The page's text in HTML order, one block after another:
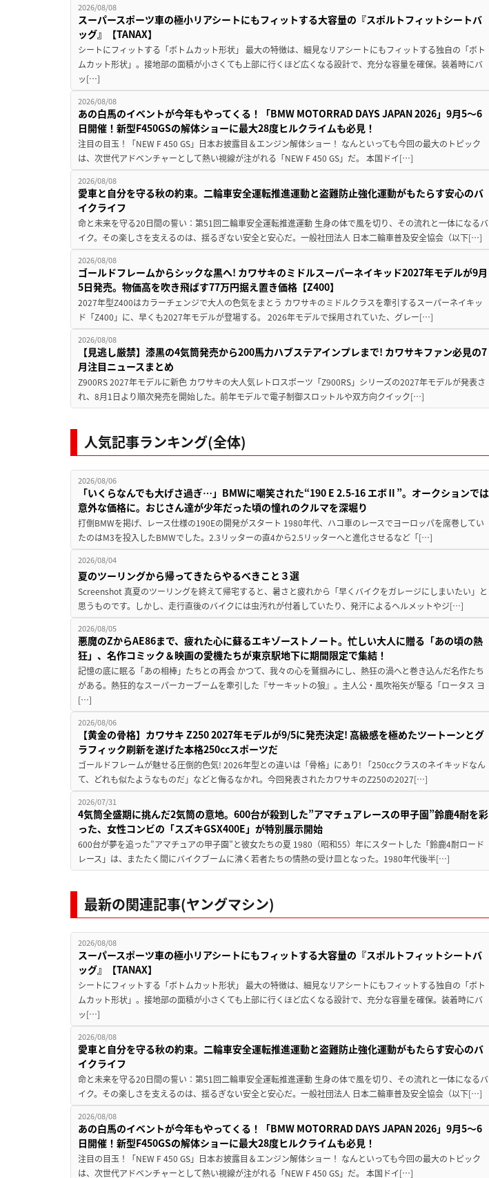
2026/08/08
スーパースポーツ車の極小リアシートにもフィットする大容量の『スポルトフィットシートバ
ッグ』【TANAX】
シートにフィットする「ボトムカット形状」 最大の特徴は、細見なリアシートにもフィットする独自の「ボト
ムカット形状」。接地部の面積が小さくても上部に行くほど広くなる設計で、充分な容量を確保。装着時にバ
ッ[…]
2026/08/08
あの白馬のイベントが今年もやってくる！「BMW MOTORRAD DAYS JAPAN 2026」9月5〜6
日開催！新型F450GSの解体ショーに最大28度ヒルクライムも必見！
注目の目玉！「NEW F 450 GS」日本お披露目＆エンジン解体ショー！ なんといっても今回の最大のトピック
は、次世代アドベンチャーとして熱い視線が注がれる「NEW F 450 GS」だ。 本国ドイ[…]
2026/08/08
愛車と自分を守る秋の約束。二輪車安全運転推進運動と盗難防止強化運動がもたらす安心のバ
イクライフ
命と未来を守る20日間の誓い：第51回二輪車安全運転推進運動 生身の体で風を切り、その流れと一体になるバ
イク。その楽しさを支えるのは、揺るぎない安全と安心だ。一般社団法人 日本二輪車普及安全協会（以下[…]
2026/08/08
ゴールドフレームからシックな黒へ! カワサキのミドルスーパーネイキッド2027年モデルが9月
5日発売。物価高を吹き飛ばす77万円据え置き価格【Z400】
2027年型Z400はカラーチェンジで大人の色気をまとう カワサキのミドルクラスを牽引するスーパーネイキッ
ド「Z400」に、早くも2027年モデルが登場する。 2026年モデルで採用されていた、グレー[…]
2026/08/08
【見逃し厳禁】漆黒の4気筒発売から200馬力ハブステアインプレまで! カワサキファン必見の7
月注目ニュースまとめ
Z900RS 2027年モデルに新色 カワサキの大人気レトロスポーツ「Z900RS」シリーズの2027年モデルが発表さ
れ、8月1日より順次発売を開始した。前年モデルで電子制御スロットルや双方向クイック[…]
人気記事ランキング(全体)
2026/08/06
「いくらなんでも大げさ過ぎ…」BMWに嘲笑された“190 E 2.5-16 エボⅡ”。オークションでは
意外な価格に。おじさん達が少年だった頃の憧れのクルマを深堀り
打倒BMWを掲げ、レース仕様の190Eの開発がスタート 1980年代、ハコ車のレースでヨーロッパを席巻してい
たのはM3を投入したBMWでした。2.3リッターの直4から2.5リッターへと進化させるなど「[…]
2026/08/04
夏のツーリングから帰ってきたらやるべきこと３選
Screenshot 真夏のツーリングを終えて帰宅すると、暑さと疲れから「早くバイクをガレージにしまいたい」と
思うものです。しかし、走行直後のバイクには虫汚れが付着していたり、発汗によるヘルメットやジ[…]
2026/08/05
悪魔のZからAE86まで、疲れた心に蘇るエキゾーストノート。忙しい大人に贈る「あの頃の熱
狂」、名作コミック＆映画の愛機たちが東京駅地下に期間限定で集結！
記憶の底に眠る「あの相棒」たちとの再会 かつて、我々の心を鷲掴みにし、熱狂の渦へと巻き込んだ名作たち
がある。熱狂的なスーパーカーブームを牽引した『サーキットの狼』。主人公・風吹裕矢が駆る「ロータス ヨ
[…]
2026/08/06
【黄金の骨格】カワサキ Z250 2027年モデルが9/5に発売決定! 高級感を極めたツートーンとグ
ラフィック刷新を遂げた本格250ccスポーツだ
ゴールドフレームが魅せる圧倒的色気! 2026年型との違いは「骨格」にあり! 「250ccクラスのネイキッドなん
て、どれも似たようなものだ」などと侮るなかれ。今回発表されたカワサキのZ250の2027[…]
2026/07/31
4気筒全盛期に挑んだ2気筒の意地。600台が殺到した”アマチュアレースの甲子園”鈴鹿4耐を彩
った、女性コンビの「スズキGSX400E」が特別展示開始
600台が夢を追った”アマチュアの甲子園”と彼女たちの夏 1980（昭和55）年にスタートした「鈴鹿4耐ロード
レース」は、またたく間にバイクブームに沸く若者たちの情熱の受け皿となった。1980年代後半[…]
最新の関連記事(ヤングマシン)
2026/08/08
スーパースポーツ車の極小リアシートにもフィットする大容量の『スポルトフィットシートバ
ッグ』【TANAX】
シートにフィットする「ボトムカット形状」 最大の特徴は、細見なリアシートにもフィットする独自の「ボト
ムカット形状」。接地部の面積が小さくても上部に行くほど広くなる設計で、充分な容量を確保。装着時にバ
ッ[…]
2026/08/08
愛車と自分を守る秋の約束。二輪車安全運転推進運動と盗難防止強化運動がもたらす安心のバ
イクライフ
命と未来を守る20日間の誓い：第51回二輪車安全運転推進運動 生身の体で風を切り、その流れと一体になるバ
イク。その楽しさを支えるのは、揺るぎない安全と安心だ。一般社団法人 日本二輪車普及安全協会（以下[…]
2026/08/08
あの白馬のイベントが今年もやってくる！「BMW MOTORRAD DAYS JAPAN 2026」9月5〜6
日開催！新型F450GSの解体ショーに最大28度ヒルクライムも必見！
注目の目玉！「NEW F 450 GS」日本お披露目＆エンジン解体ショー！ なんといっても今回の最大のトピック
は、次世代アドベンチャーとして熱い視線が注がれる「NEW F 450 GS」だ。 本国ドイ[…]